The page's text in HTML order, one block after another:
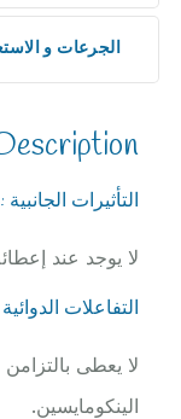
الجرعات و
التأثيرات الجانبية :
لا يوجد عند
التفاعلات
لا يعطى
الينكومايسين.